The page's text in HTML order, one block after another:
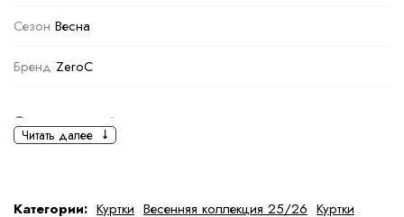
Сезон Весна
Бренд ZeroC
Основная информация
Ткань Полиэстер
Читать далее
Категории: Куртки Весенняя коллекция 25/26 Куртки